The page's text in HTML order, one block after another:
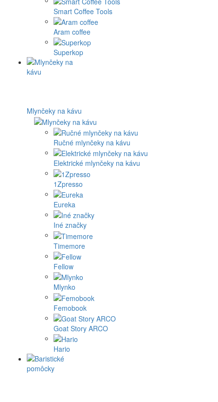
Smart Coffee Tools
Aram coffee
Superkop
Mlynčeky na kávu
Ručné mlynčeky na kávu
Elektrické mlynčeky na kávu
1Zpresso
Eureka
Iné značky
Timemore
Fellow
Mlynko
Femobook
Goat Story ARCO
Hario